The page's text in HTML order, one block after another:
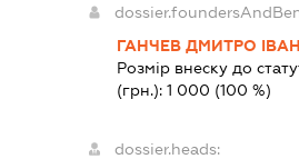
ГАНЧЕВ ДМИТРО
Розмір внеску до
(грн.): 1 000 (100 %)
dossier.heads: